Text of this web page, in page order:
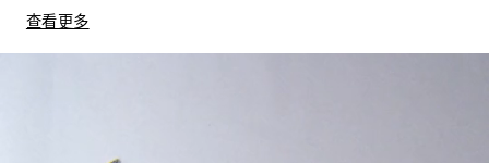
查看更多